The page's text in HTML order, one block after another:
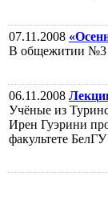
07.11.2008
В общежитии №3
06.11.2008
Учёные из
Ирен Гуэрини
факультете БелГУ